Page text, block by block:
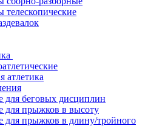
телескопические
атлетика
для беговых дисциплин
для прыжков в высоту
для прыжков в длину/тройного